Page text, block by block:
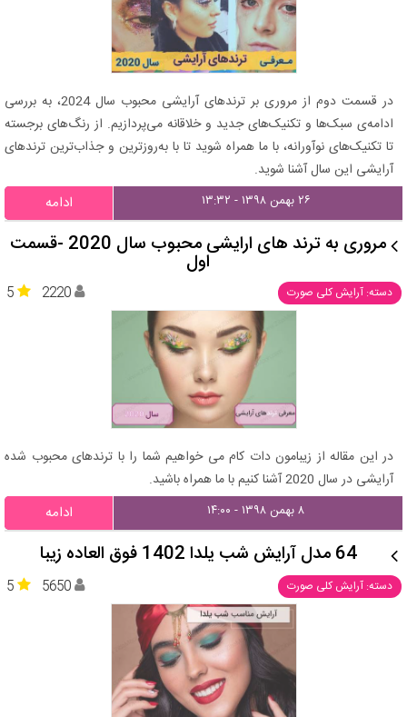
در قسمت دوم از مروری بر ترندهای آرایشی محبوب سال 2024، به بررسی
ادامه‌ی سبک‌ها و تکنیک‌های جدید و خلاقانه می‌پردازیم. از رنگ‌های برجسته
تا تکنیک‌های نوآورانه، با ما همراه شوید تا با به‌روزترین و جذاب‌ترین ترندهای
آرایشی این سال آشنا شوید.
۲۶ بهمن ۱۳۹۸ - ۱۳:۳۲ ادامه
مروری به ترند های ارایشی محبوب سال 2020 -قسمت
اول
دسته: آرایش کلی صورت 5 2220
در این مقاله از زیبامون دات کام می خواهیم شما را با ترندهای محبوب شده
آرایشی در سال 2020 آشنا کنیم با ما همراه باشید.
۸ بهمن ۱۳۹۸ - ۱۴:۰۰ ادامه
64 مدل آرایش شب یلدا 1402 فوق العاده زیبا
دسته: آرایش کلی صورت 5 5650